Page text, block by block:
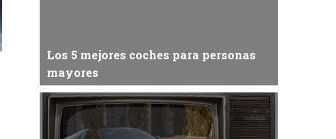
Los 5 mejores coches para personas
mayores
Hay muchos factores a considerar al elegir un
coche para una persona mayor, como el tamaño...